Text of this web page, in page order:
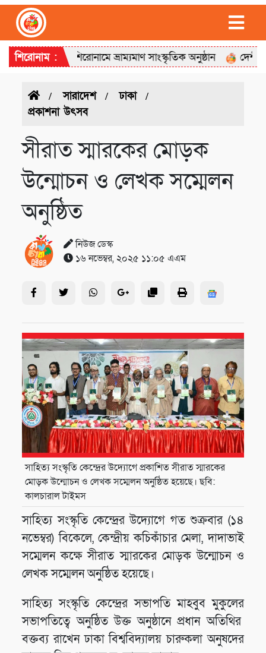
শিরোনাম :
গান’ শিরোনামে ভ্রাম্যমাণ সাংস্কৃতিক অনুষ্ঠান দেশীয়, বগুড়া
সারাদেশ
ঢাকা
প্রকাশনা উৎসব
সীরাত স্মারকের মোড়ক
উন্মোচন ও লেখক সম্মেলন
অনুষ্ঠিত
নিউজ ডেস্ক
১৬ নভেম্বর, ২০২৫ ১১:০৫ এএম
সাহিত্য সংস্কৃতি কেন্দ্রের উদ্যোগে প্রকাশিত সীরাত স্মারকের
মোড়ক উন্মোচন ও লেখক সম্মেলন অনুষ্ঠিত হয়েছে। ছবি:
কালচারাল টাইমস
সাহিত্য সংস্কৃতি কেন্দ্রের উদ্যোগে গত শুক্রবার (১৪
নভেম্বর) বিকেলে, কেন্দ্রীয় কচিকাঁচার মেলা, দাদাভাই
সম্মেলন কক্ষে সীরাত স্মারকের মোড়ক উন্মোচন ও
লেখক সম্মেলন অনুষ্ঠিত হয়েছে।
সাহিত্য সংস্কৃতি কেন্দ্রের সভাপতি মাহবুব মুকুলের
সভাপতিত্বে অনুষ্ঠিত উক্ত অনুষ্ঠানে প্রধান অতিথির
বক্তব্য রাখেন ঢাকা বিশ্ববিদ্যালয় চারুকলা অনুষদের